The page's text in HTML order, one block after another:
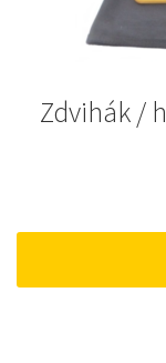
Zdvihák /